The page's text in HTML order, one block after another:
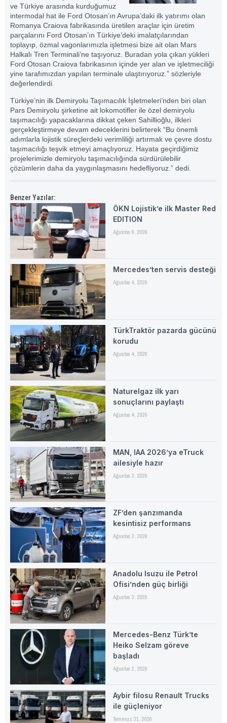
ve Türkiye arasında kurduğumuz
intermodal hat ile Ford Otosan’ın Avrupa’daki ilk yatırımı olan
Romanya Craiova fabrikasında üretilen araçlar için üretim
parçalarını Ford Otosan’ın Türkiye’deki imalatçılarından
toplayıp, özmal vagonlarımızla işletmesi bize ait olan Mars
Halkalı Tren Terminali’ne taşıyoruz. Buradan yola çıkan yükleri
Ford Otosan Craiova fabrikasının içinde yer alan ve işletmeciliği
yine tarafımızdan yapılan terminale ulaştırıyoruz.” sözleriyle
değerlendirdi.
Türkiye’nin ilk Demiryolu Taşımacılık İşletmeleri’nden biri olan
Pars Demiryolu şirketine ait lokomotifler ile özel demiryolu
taşımacılığı yapacaklarına dikkat çeken Sahillioğlu, ilkleri
gerçekleştirmeye devam edeceklerini belirterek “Bu önemli
adımlarla lojistik süreçlerdeki verimliliği artırmak ve çevre dostu
taşımacılığı teşvik etmeyi amaçlıyoruz. Hayata geçirdiğimiz
projelerimizle demiryolu taşımacılığında sürdürülebilir
çözümlerin daha da yaygınlaşmasını hedefliyoruz.” dedi.
Benzer Yazılar:
ÖKN Lojistik’e ilk Master Red
EDITION
Ağustos 6, 2026
Mercedes’ten servis desteği
Ağustos 4, 2026
TürkTraktör pazarda gücünü
korudu
Ağustos 4, 2026
Naturelgaz ilk yarı
sonuçlarını paylaştı
Ağustos 4, 2026
MAN, IAA 2026’ya eTruck
ailesiyle hazır
Ağustos 3, 2026
ZF’den şanzımanda
kesintisiz performans
Ağustos 3, 2026
Anadolu Isuzu ile Petrol
Ofisi’nden güç birliği
Ağustos 3, 2026
Mercedes-Benz Türk’te
Heiko Selzam göreve
başladı
Ağustos 2, 2026
Aybir filosu Renault Trucks
ile güçleniyor
Temmuz 31, 2026